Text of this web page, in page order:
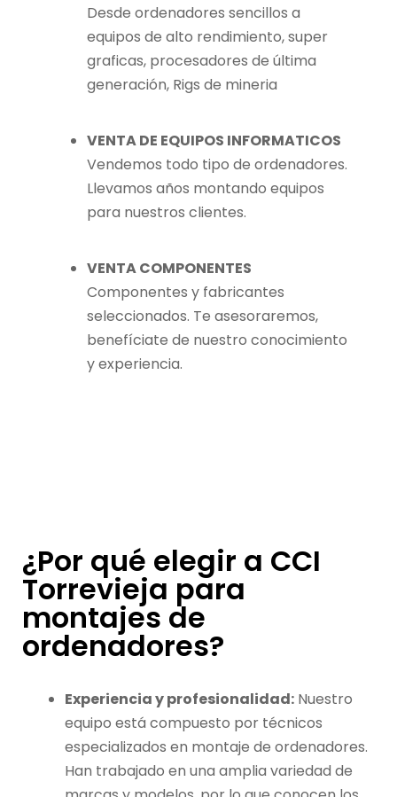
Desde ordenadores sencillos a
equipos de alto rendimiento, super
graficas, procesadores de última
generación, Rigs de mineria
VENTA DE EQUIPOS INFORMATICOS
Vendemos todo tipo de ordenadores.
Llevamos años montando equipos
para nuestros clientes.
VENTA COMPONENTES
Componentes y fabricantes
seleccionados. Te asesoraremos,
benefíciate de nuestro conocimiento
y experiencia.
¿Por qué elegir a CCI
Torrevieja para
montajes de
ordenadores?
Experiencia y profesionalidad: Nuestro
equipo está compuesto por técnicos
especializados en montaje de ordenadores.
Han trabajado en una amplia variedad de